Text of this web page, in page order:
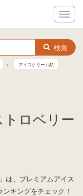
メ
ニ
ー
検索
アイスクリーム類
ロベリー
は、プレミアムアイス
キングをチェック！